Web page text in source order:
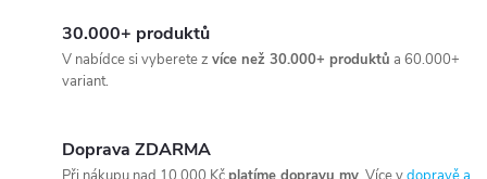
30.000+ produktů
V nabídce si vyberete z více než 30.000+ produktů a 60.000+
variant.
Doprava ZDARMA